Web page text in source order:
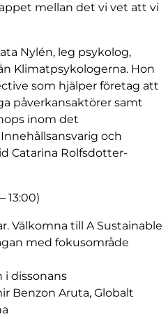
mellan det vi vet att vi
Nylén, leg psykolog,
Klimatpsykologerna. Hon
som hjälper företag att
påverkansaktörer samt
inom det
och
Catarina Rolfsdotter-
13:00)
Välkomna till A Sustainable
med fokusområde
i dissonans
Benzon Aruta, Globalt